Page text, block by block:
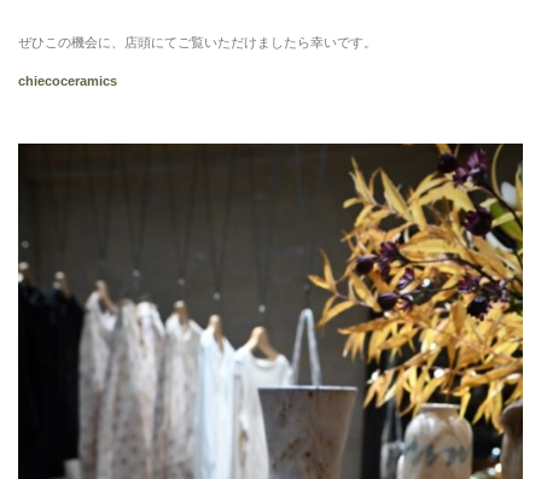
ぜひこの機会に、店頭にてご覧いただけましたら幸いです。
chiecoceramics